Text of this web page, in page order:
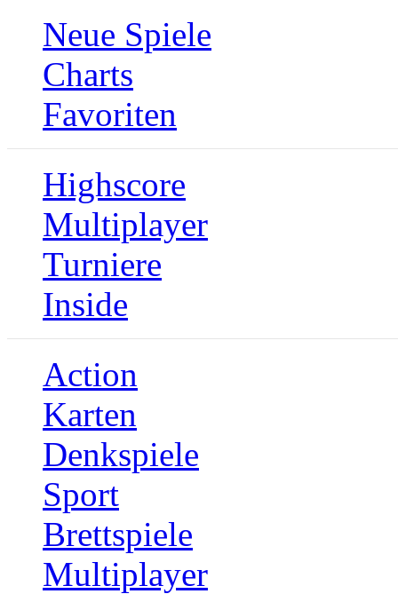
Neue Spiele
Charts
Favoriten
Highscore
Multiplayer
Turniere
Inside
Action
Karten
Denkspiele
Sport
Brettspiele
Multiplayer